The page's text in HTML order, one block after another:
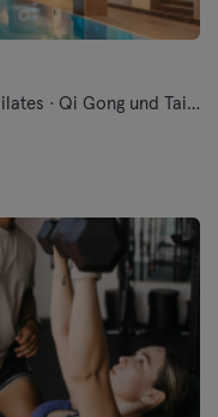
Barre · Fitness · Hyrox · Meditation · Pilates · Qi Gong und Tai Chi · Sauna · Schwimmen · Tanzen · Yoga